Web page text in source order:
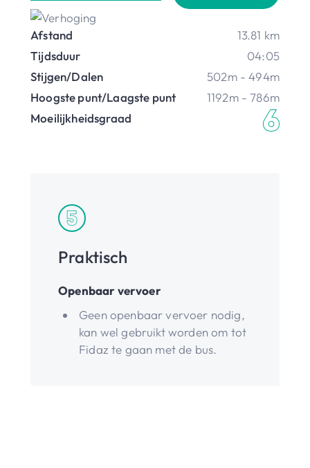
Afstand
13.81 km
Tijdsduur
04:05
Stijgen/Dalen
502m - 494m
Hoogste punt/Laagste punt
1192m - 786m
Moeilijkheidsgraad
Praktisch
Openbaar vervoer
Geen openbaar vervoer nodig,
kan wel gebruikt worden om tot
Fidaz te gaan met de bus.